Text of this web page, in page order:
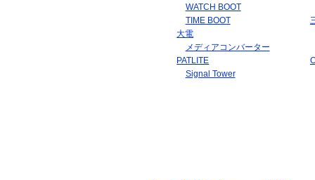
WATCH BOOT
TIME BOOT
大電
メディアコンバーター
PATLITE
Signal Tower